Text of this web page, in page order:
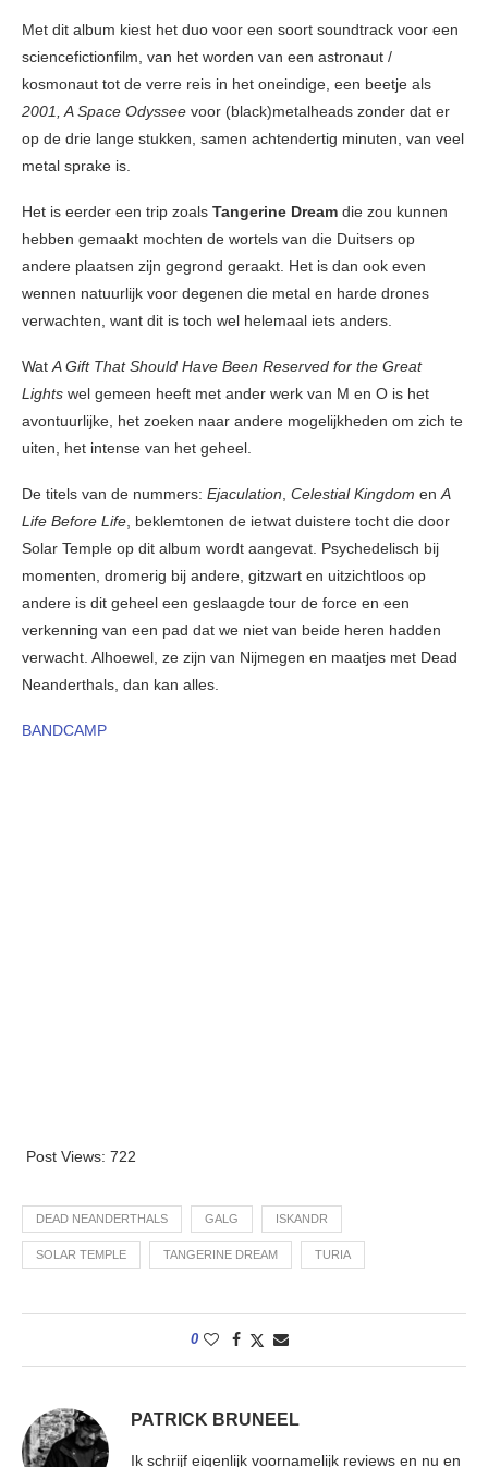
Met dit album kiest het duo voor een soort soundtrack voor een
sciencefictionfilm, van het worden van een astronaut /
kosmonaut tot de verre reis in het oneindige, een beetje als
2001, A Space Odyssee voor (black)metalheads zonder dat er
op de drie lange stukken, samen achtendertig minuten, van veel
metal sprake is.
Het is eerder een trip zoals Tangerine Dream die zou kunnen
hebben gemaakt mochten de wortels van die Duitsers op
andere plaatsen zijn gegrond geraakt. Het is dan ook even
wennen natuurlijk voor degenen die metal en harde drones
verwachten, want dit is toch wel helemaal iets anders.
WatA Gift That Should Have Been Reserved for the Great
Lights wel gemeen heeft met ander werk van M en O is het
avontuurlijke, het zoeken naar andere mogelijkheden om zich te
uiten, het intense van het geheel.
De titels van de nummers: Ejaculation, Celestial Kingdom enA
Life Before Life, beklemtonen de ietwat duistere tocht die door
Solar Temple op dit album wordt aangevat. Psychedelisch bij
momenten, dromerig bij andere, gitzwart en uitzichtloos op
andere is dit geheel een geslaagde tour de force en een
verkenning van een pad dat we niet van beide heren hadden
verwacht. Alhoewel, ze zijn van Nijmegen en maatjes met Dead
Neanderthals, dan kan alles.
BANDCAMP
Post Views: 722
DEAD NEANDERTHALS GALG ISKANDR
SOLAR TEMPLE TANGERINE DREAM TURIA
0
PATRICK BRUNEEL
Ik schrijf eigenlijk voornamelijk reviews en nu en